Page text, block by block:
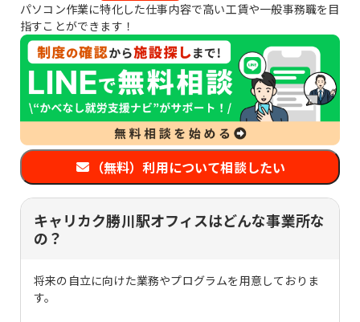
パソコン作業に特化した仕事内容で高い工賃や一般事務職を目
指すことができます！
（無料）利用について相談したい
キャリカク勝川駅オフィスはどんな事業所な
の？
将来の自立に向けた業務やプログラムを用意しておりま
す。